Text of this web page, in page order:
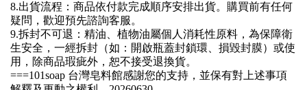
8.出貨流程： 商品依付款完成順序安排出貨。購買前有任何
疑問，歡迎預先諮詢客服。
9.拆封不可退： 精油、植物油屬個人消耗性原料，為保障衛
生安全，一經拆封（如：開啟瓶蓋封鎖環、損毀封膜）或使
用，除商品瑕疵外，恕不接受退換貨。
===101soap 台灣皂料館感謝您的支持，並保有對上述事項